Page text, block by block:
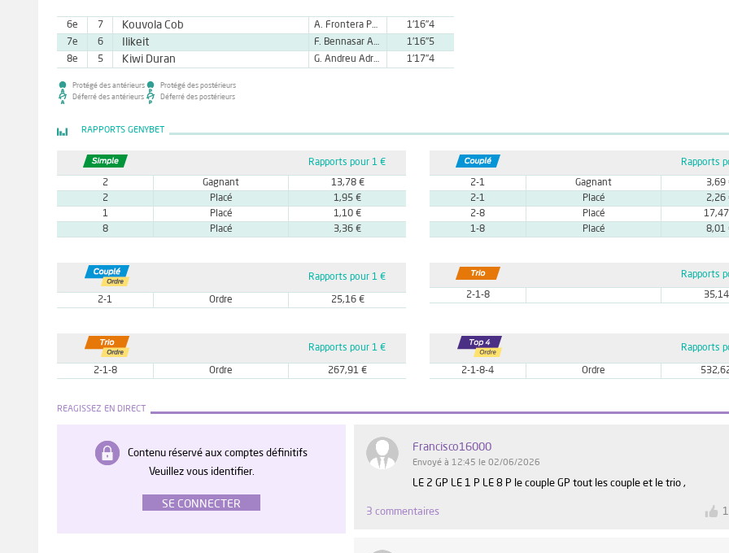
6e 7 Kouvola Cob A. Frontera Pocovi
1'16''4
7e
6 Ilikeit F. Bennasar Adrover
1'16''5
8e
5 Kiwi Duran G. Andreu Adrover 1'17''4
Protégé des antérieurs
Déferré des antérieurs
Protégé des postérieurs
Déferré des postérieurs
RAPPORTS GENYBET
Rapports pour 1 €
2 Gagnant
13,78 €
2
Placé
1,95 €
1
Placé
1,10 €
8
Placé 3,36 €
Rapports
2-1 Gagnant
3,69
2-1
Placé
2,26
2-8
Placé
1-8
Placé 8,01
Rapports pour 1 €
2-1 Ordre 25,16 €
Rapports
2-1-8
Rapports pour 1 €
2-1-8 Ordre 267,91 €
Rapports
2-1-8-4 Ordre
REAGISSEZ EN DIRECT
Contenu réservé aux comptes définitifs
Veuillez vous identifier.
SE CONNECTER
Francisco16000
Envoyé à 12:45 le 02/06/2026
LE 2 GP LE 1 P LE 8 P le couple GP tout les couple et le trio ,
3 commentaires 1